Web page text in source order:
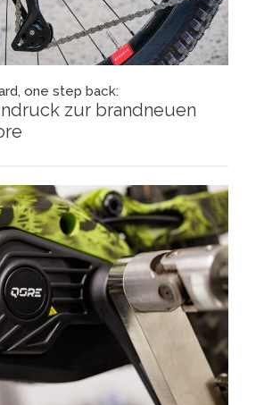
one step back:
zur brandneuen